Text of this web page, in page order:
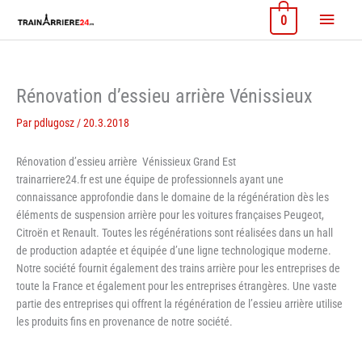
contenu
Menu
0
Rénovation d’essieu arrière Vénissieux
Par pdlugosz /20.3.2018
Rénovation d’essieu arrière Vénissieux Grand Est
trainarriere24.fr est une équipe de professionnels ayant une
connaissance approfondie dans le domaine de la régénération dès les
éléments de suspension arrière pour les voitures françaises Peugeot,
Citroën et Renault. Toutes les régénérations sont réalisées dans un hall
de production adaptée et équipée d’une ligne technologique moderne.
Notre société fournit également des trains arrière pour les entreprises de
toute la France et également pour les entreprises étrangères. Une vaste
partie des entreprises qui offrent la régénération de l’essieu arrière utilise
les produits fins en provenance de notre société.